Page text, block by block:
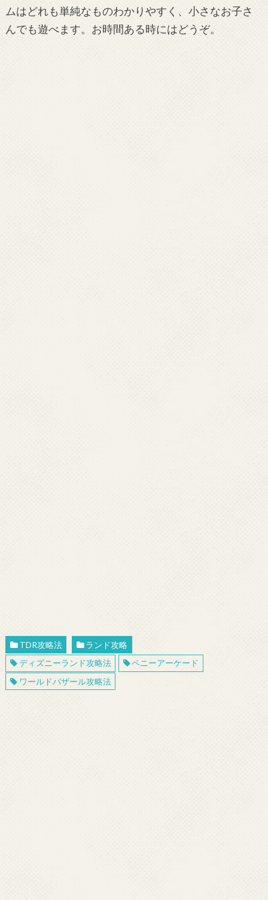
ムはどれも単純なものわかりやすく、小さなお子さ
んでも遊べます。お時間ある時にはどうぞ。
TDR攻略法
ランド攻略
ディズニーランド攻略法
ペニーアーケード
ワールドバザール攻略法